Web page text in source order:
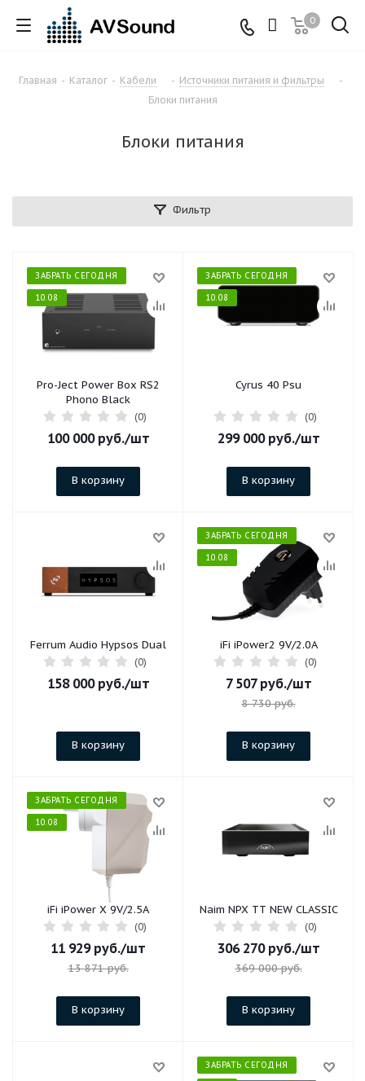
0
Главная - Каталог - Кабели - Источники питания и фильтры
-
Блоки питания
Блоки питания
Фильтр
ЗАБРАТЬ СЕГОДНЯ
10.08
Pro-Ject Power Box RS2
Phono Black
(0)
100 000руб./шт
В корзину
ЗАБРАТЬ СЕГОДНЯ
10.08
Cyrus 40 Psu
(0)
299 000руб./шт
В корзину
Ferrum Audio Hypsos Dual
(0)
158 000руб./шт
В корзину
ЗАБРАТЬ СЕГОДНЯ
10.08
iFi iPower2 9V/2.0A
(0)
7 507руб./шт
8 730руб.
В корзину
ЗАБРАТЬ СЕГОДНЯ
10.08
iFi iPower X 9V/2.5A
(0)
11 929руб./шт
13 871руб.
В корзину
Naim NPX TT NEW CLASSIC
(0)
306 270руб./шт
369 000руб.
В корзину
ЗАБРАТЬ СЕГОДНЯ